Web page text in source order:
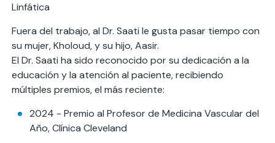
Linfática
Fuera del trabajo, al Dr. Saati le gusta pasar tiempo con
su mujer, Kholoud, y su hijo, Aasir.
El Dr. Saati ha sido reconocido por su dedicación a la
educación y la atención al paciente, recibiendo
múltiples premios, el más reciente:
2024 - Premio al Profesor de Medicina Vascular del
Año, Clínica Cleveland